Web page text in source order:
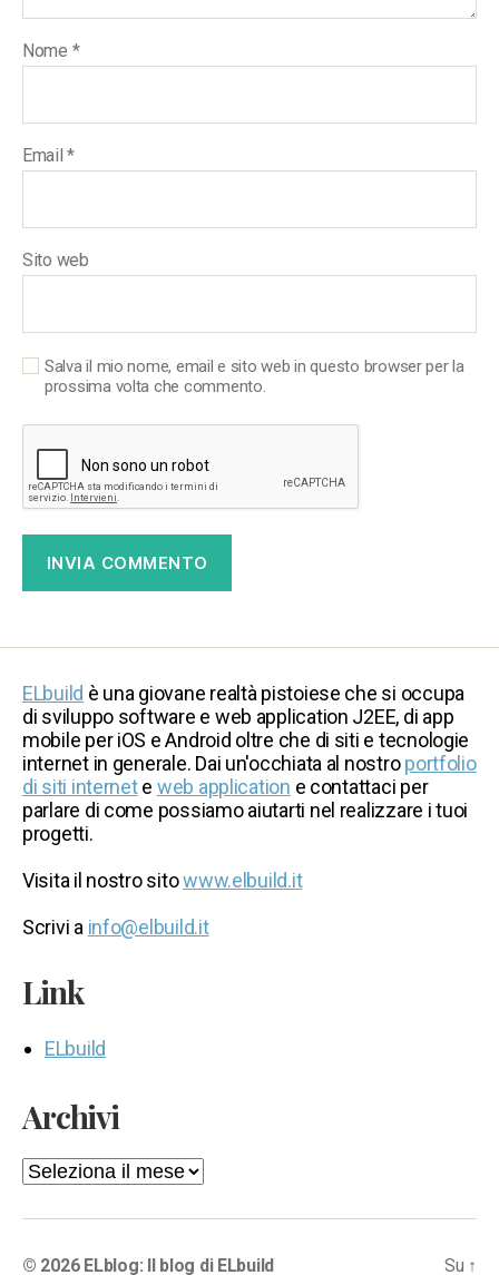
Nome *
Email*
Sito web
Salva il mio nome, email e sito web in questo browser per la
prossima volta che commento.
ELbuild è una giovane realtà pistoiese che si occupa
di sviluppo software e web application J2EE, di app
mobile per iOS e Android oltre che di siti e tecnologie
internet in generale. Dai un'occhiata al nostroportfolio
di siti internete web application e contattaci per
parlare di come possiamo aiutarti nel realizzare i tuoi
progetti.
Visita il nostro sitowww.elbuild.it
Scrivi a info@elbuild.it
Link
ELbuild
Archivi
Archivi
© 2026 ELblog: Il blog di ELbuild Su ↑